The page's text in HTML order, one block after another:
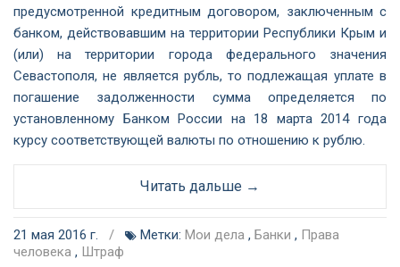
предусмотренной кредитным договором, заключенным с
банком, действовавшим на территории Республики Крым и
(или) на территории города федерального значения
Севастополя, не является рубль, то подлежащая уплате в
погашение задолженности сумма определяется по
установленному Банком России на 18 марта 2014 года
курсу соответствующей валюты по отношению к рублю.
Читать дальше →
21 мая 2016 г. / Метки: Мои дела , Банки , Права
человека , Штраф